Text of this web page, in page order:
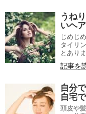
うね
いヘ
じめじ
タイリ
とあり
記事を
自分
自宅
頭皮や